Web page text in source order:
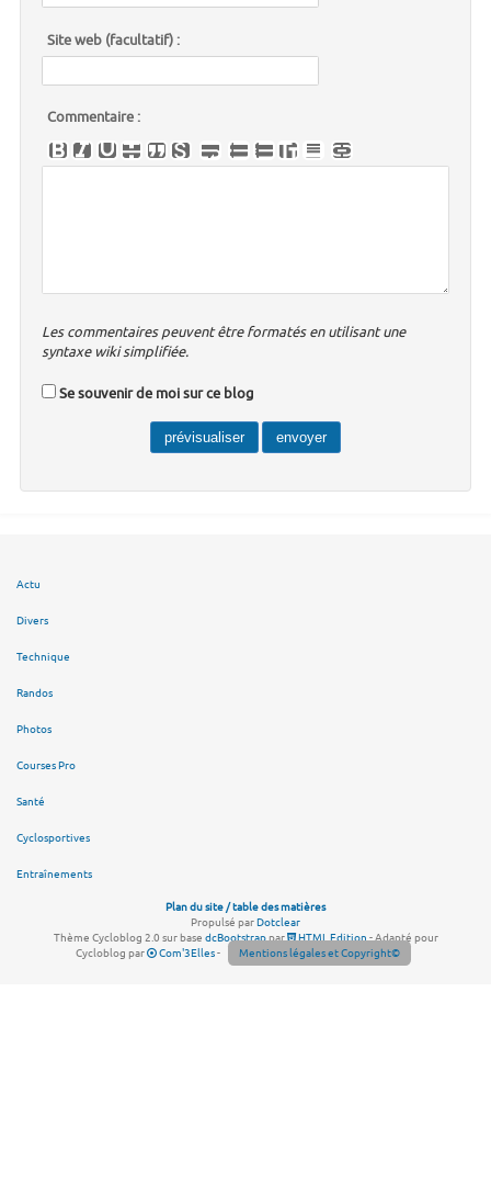
Site web (facultatif) :
Commentaire :
Les commentaires peuvent être formatés en utilisant une
syntaxe wiki simplifiée.
Se souvenir de moi sur ce blog
Actu
Divers
Technique
Randos
Photos
Courses Pro
Santé
Cyclosportives
Entraînements
Plan du site / table des matières
Propulsé parDotclear
Thème Cycloblog 2.0 sur base dcBootstrappar HTML Edition- Adapté pour
Cycloblog par
Com'3Elles- Mentions légales et Copyright©